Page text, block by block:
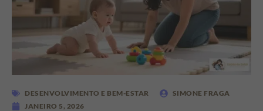
DESENVOLVIMENTO E BEM-ESTAR
SIMONE FRAGA
JANEIRO 5, 2026